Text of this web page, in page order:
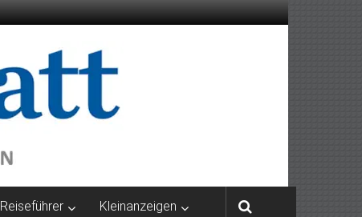
Reiseführer Kleinanzeigen